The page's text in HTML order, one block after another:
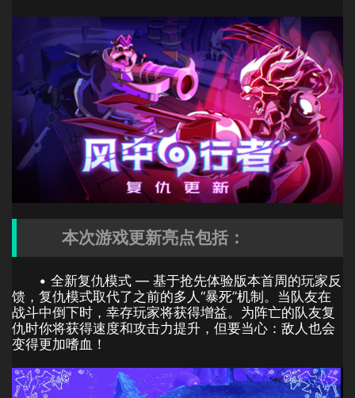
本次游戏更新亮点包括：
• 全新复仇模式 — 基于抢先体验版本首周的玩家反
馈，复仇模式取代了之前的多人“暴死”机制。当队友在
战斗中倒下时，幸存玩家将获得增益。为阵亡的队友复
仇时你将获得速度和攻击力提升，但要当心：敌人也会
变得更加嗜血！